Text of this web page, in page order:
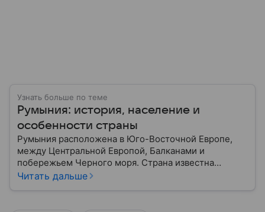
Узнать больше по теме
Румыния: история, население и
особенности страны
Румыния расположена в Юго-Восточной Европе,
между Центральной Европой, Балканами и
побережьем Черного моря. Страна известна
богатой историей, живописными Карпатскими
Читать дальше